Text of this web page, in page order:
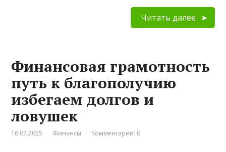
Читать далее
Финансовая грамотность
путь к благополучию
избегаем долгов и
ловушек
16.07.2025 Финансы Комментарии: 0